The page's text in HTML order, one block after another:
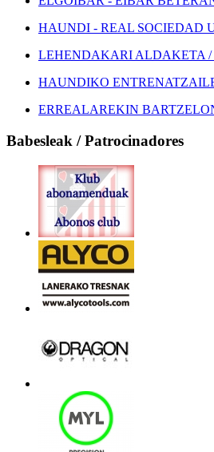
HAUNDI - REAL SOCIEDAD
LEHENDAKARI ALDAKETA /
HAUNDIKO
ERREALAREKIN
Babesleak / Patrocinadores